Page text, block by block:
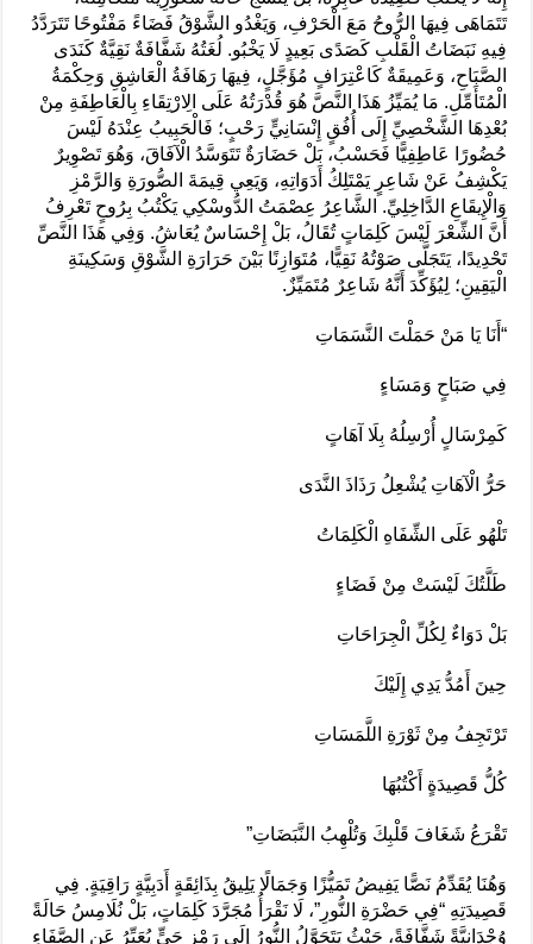
تَتَمَاهَى فِيهَا الرُّوحُ مَعَ الْحَرْفِ، وَيَغْدُو الشَّوْقُ فَضَاءً مَفْتُوحًا تَتَرَدَّدُ
فِيهِ نَبَضَاتُ الْقَلْبِ كَصَدًى بَعِيدٍ لَا يَخْبُو. لُغَتُهُ شَفَّافَةٌ نَقِيَّةٌ كَنَدَى
الصَّبَاحِ، وَعَمِيقَةٌ كَاعْتِرَافٍ مُؤَجَّلٍ، فِيهَا رَهَافَةُ الْعَاشِقِ وَحِكْمَةُ
الْمُتَأَمِّلِ. مَا يُمَيِّزُ هَذَا النَّصَّ هُوَ قُدْرَتُهُ عَلَى الِارْتِقَاءِ بِالْعَاطِفَةِ مِنْ
بُعْدِهَا الشَّخْصِيِّ إِلَى أُفُقٍ إِنْسَانِيٍّ رَحْبٍ؛ فَالْحَبِيبُ عِنْدَهُ لَيْسَ
حُضُورًا عَاطِفِيًّا فَحَسْبُ، بَلْ حَضَارَةٌ تَتَوَسَّدُ الْآفَاقَ، وَهُوَ تَصْوِيرٌ
يَكْشِفُ عَنْ شَاعِرٍ يَمْتَلِكُ أَدَوَاتِهِ، وَيَعِي قِيمَةَ الصُّورَةِ وَالرَّمْزِ
وَالْإِيقَاعِ الدَّاخِلِيِّ. الشَّاعِرُ عِصْمَتُ الدُّوسْكِي يَكْتُبُ بِرُوحٍ تَعْرِفُ
أَنَّ الشِّعْرَ لَيْسَ كَلِمَاتٍ تُقَالُ، بَلْ إِحْسَاسٌ يُعَاشُ. وَفِي هَذَا النَّصِّ
تَحْدِيدًا، يَتَجَلَّى صَوْتُهُ نَقِيًّا، مُتَوَازِنًا بَيْنَ حَرَارَةِ الشَّوْقِ وَسَكِينَةِ
الْيَقِينِ؛ لِيُؤَكِّدَ أَنَّهُ شَاعِرٌ مُتَمَيِّزٌ.
“أَنَا يَا مَنْ حَمَلْتَ النَّسَمَاتِ
فِي صَبَاحٍ وَمَسَاءٍ
كَمِرْسَالٍ أُرْسِلُهُ بِلَا آهَاتٍ
حَرُّ الْآهَاتِ يُشْعِلُ رَذَاذَ النَّدَى
تَلْهُو عَلَى الشِّفَاهِ الْكَلِمَاتُ
طَلَّتُكَ لَيْسَتْ مِنْ فَضَاءٍ
بَلْ دَوَاءٌ لِكُلِّ الْجِرَاحَاتِ
حِينَ أَمُدُّ يَدِي إِلَيْكَ
تَرْتَجِفُ مِنْ ثَوْرَةِ اللَّمَسَاتِ
كُلُّ قَصِيدَةٍ أَكْتُبُهَا
تَقْرَعُ شَغَافَ قَلْبِكَ وَتُلْهِبُ النَّبَضَاتِ”
وَهُنَا يُقَدِّمُ نَصًّا يَفِيضُ تَمَيُّزًا وَجَمَالًا يَلِيقُ بِذَائِقَةٍ أَدَبِيَّةٍ رَاقِيَةٍ. فِي
قَصِيدَتِهِ “فِي حَضْرَةِ النُّورِ”، لَا نَقْرَأُ مُجَرَّدَ كَلِمَاتٍ، بَلْ نُلَامِسُ حَالَةً
وُجْدَانِيَّةً شَفَّافَةً، حَيْثُ يَتَحَوَّلُ النُّورُ إِلَى رَمْزٍ حَيٍّ يُعَبِّرُ عَنِ الصَّفَاءِ